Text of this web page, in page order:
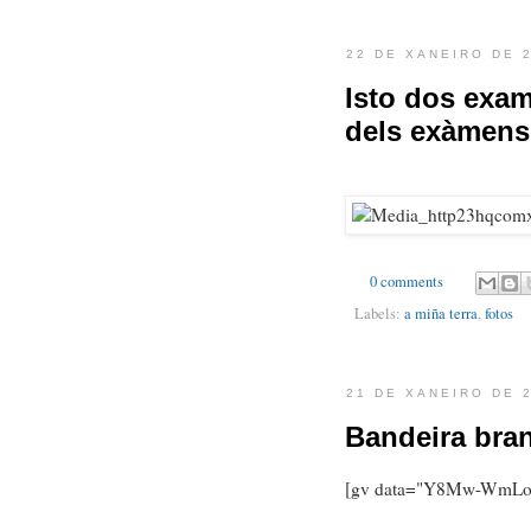
22 DE XANEIRO DE
Isto dos
dels
0 comments
Labels: a miña terra,fotos
21 DE XANEIRO DE
Bandeira
[gv data="Y8Mw-